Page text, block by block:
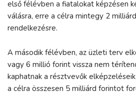
első félévben a fiatalokat képzésen
válásra, erre a célra mintegy 2
rendelkezésre.
A második félévben, az üzleti terv
vagy 6 millió forint vissza nem
kaphatnak a résztvevők
a célra összesen 5 milliárd forintot